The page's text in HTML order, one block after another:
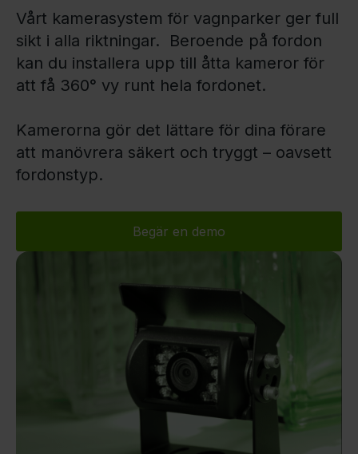
Vårt kamerasystem för vagnparker ger full
sikt i alla riktningar. Beroende på fordon
kan du installera upp till åtta kameror för
att få 360° vy runt hela fordonet.
Kamerorna gör det lättare för dina förare
att manövrera säkert och tryggt – oavsett
fordonstyp.
Begär en demo